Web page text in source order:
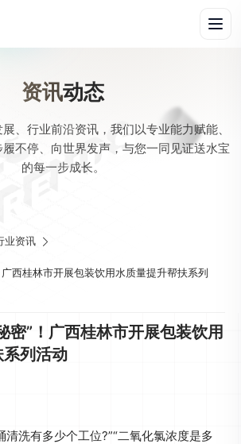
资讯动态
、行业前沿资讯，我们以专业能力赋能、
不停、向世界发声，与您一同见证送水宝
的每一步成长。
业资讯
西桂林市开展包装饮用水质量提升帮扶系列
密”！广西桂林市开展包装饮用
列活动
清洗有多少个工位?”“二氧化氯浓度是多